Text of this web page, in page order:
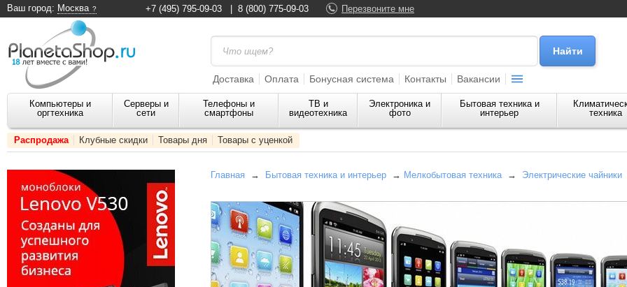
Ваш город: Москва +7 (495) 795-09-03 8 (800) 775-09-03 Перезвоните мне
Доставка Оплата Бонусная система Контакты Вакансии
Компьютеры и
оргтехника
Серверы и
сети
Телефоны и
смартфоны
ТВ и
видеотехника
Электроника и
фото
Бытовая техника и
интерьер
техника
Распродажа Клубные скидки Товары дня Товары с уценкой
Главная → Бытовая техника и интерьер → Мелкобытовая техника→ Электрические чайники